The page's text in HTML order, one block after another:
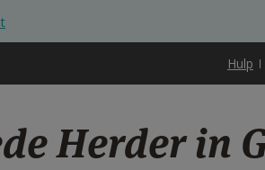
Hulp
Herder in